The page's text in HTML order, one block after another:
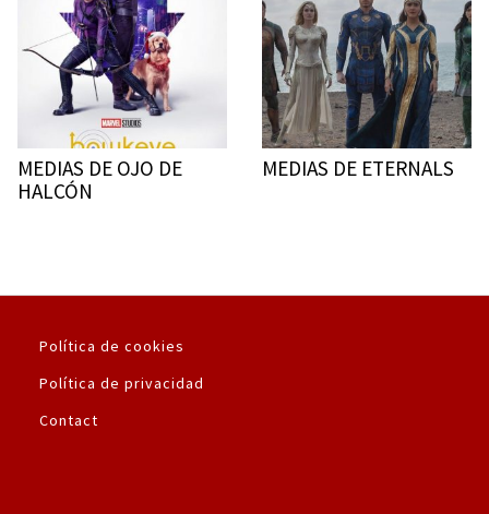
MEDIAS DE OJO DE
HALCÓN
MEDIAS DE ETERNALS
Política de cookies
Política de privacidad
Contact